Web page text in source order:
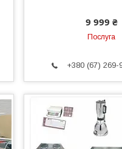
9 999 ₴
Послуга
+380 (67) 269-